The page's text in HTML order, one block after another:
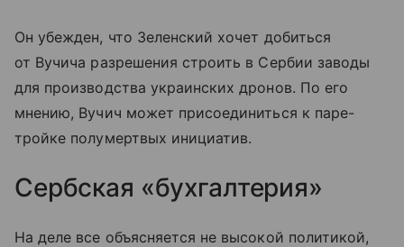
Он убежден, что Зеленский хочет добиться
от Вучича разрешения строить в Сербии заводы
для производства украинских дронов. По его
мнению, Вучич может присоединиться к паре-
тройке полумертвых инициатив.
Сербская «бухгалтерия»
На деле все объясняется не высокой политикой,